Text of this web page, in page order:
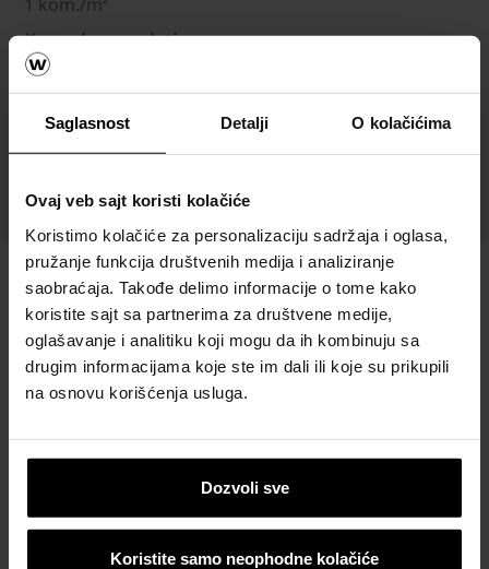
Saglasnost Detalji O kolačićima
Ovaj veb sajt koristi kolačiće
Koristimo kolačiće za personalizaciju sadržaja i oglasa,
pružanje funkcija društvenih medija i analiziranje
saobraćaja. Takođe delimo informacije o tome kako
koristite sajt sa partnerima za društvene medije,
oglašavanje i analitiku koji mogu da ih kombinuju sa
drugim informacijama koje ste im dali ili koje su prikupili
na osnovu korišćenja usluga.
Dozvoli sve
Koristite samo neophodne kolačiće
Komada po paleti
3,15 kom./paleti
Težina
149,20 kg/kom
Nosivost
Semmelrock
Naručite
materijala